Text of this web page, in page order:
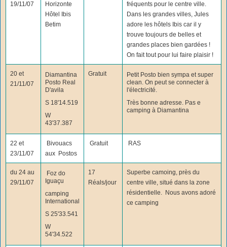
19/11/07
Horizonte
Hôtel Ibis
Betim
fréquents pour le centre ville.
Dans les grandes villes, Jules
adore les hôtels Ibis car il y
trouve toujours de belles et
grandes places bien gardées !
On fait tout pour lui faire plaisir !
20 et
21/11/07
Diamantina
Posto Real
D'avila
S 18'14.519
W
43'37.387
Gratuit
Petit Posto bien sympa et super
clean. On peut se connecter à
l'électricité.
Très bonne adresse. Pas e
camping à Diamantina
22 et
23/11/07
Bivouacs
aux Postos
Gratuit RAS
du 24 au
29/11/07
Foz do
Iguaçu
camping
International
S 25'33.541
W
54'34.522
17
Réals/jour
Superbe camoing, près du
centre ville, situé dans la zone
résidentielle. Nous avons adoré
ce camping